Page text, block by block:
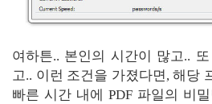
여하튼.. 본인의 시간이 많고..
고.. 이런 조건을 가졌다면, 해당
빠른 시간 내에 PDF 파일의 비